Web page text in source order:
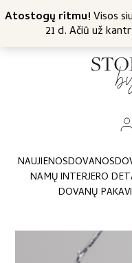
Atostogų ritmu!Visos
21 d. Ačiū už
Nemokamas
NAUJIENOSDOVANOS
NAMŲ INTERJERO
DOVANŲ